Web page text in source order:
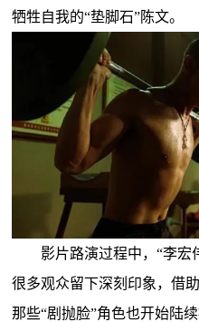
牺牲自我的“垫脚石”陈文。
影片路演过程中，“李宏
很多观众留下深刻印象，借
那些“剧抛脸”角色也开始陆续